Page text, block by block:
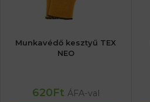
Munkavédő kesztyű TEX
NEO
620Ft ÁFA-val